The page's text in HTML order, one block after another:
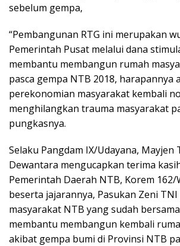
sebelum gempa,
“Pembangunan RTG ini merupakan
Pemerintah Pusat melalui dana
membantu membangun rumah
pasca gempa NTB 2018, harapannya
perekonomian masyarakat kembali
menghilangkan trauma masyarakat
pungkasnya.
Selaku Pangdam IX/Udayana, Mayjen
Dewantara mengucapkan terima
Pemerintah Daerah NTB, Korem
beserta jajarannya, Pasukan Zeni
masyarakat NTB yang sudah
membantu membangun kembali
akibat gempa bumi di Provinsi NTB